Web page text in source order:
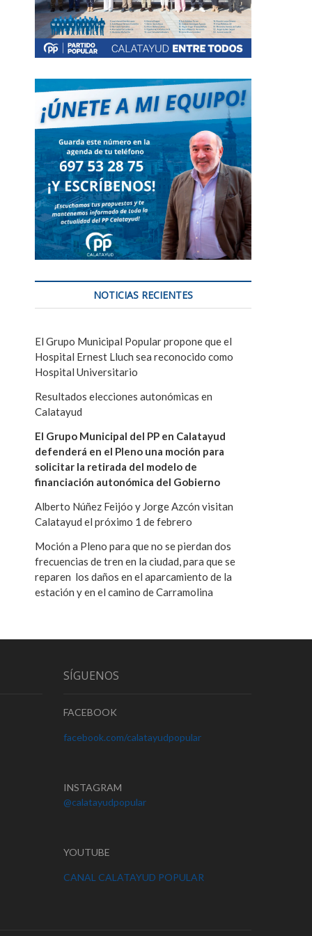
NOTICIAS RECIENTES
El Grupo Municipal Popular propone que el
Hospital Ernest Lluch sea reconocido como
Hospital Universitario
Resultados elecciones autonómicas en
Calatayud
El Grupo Municipal del PP en Calatayud
defenderá en el Pleno una moción para
solicitar la retirada del modelo de
financiación autonómica del Gobierno
Alberto Núñez Feijóo y Jorge Azcón visitan
Calatayud el próximo 1 de febrero
Moción a Pleno para que no se pierdan dos
frecuencias de tren en la ciudad, para que se
reparen los daños en el aparcamiento de la
estación y en el camino de Carramolina
SÍGUENOS
FACEBOOK
facebook.com/calatayudpopular
INSTAGRAM
@calatayudpopular
YOUTUBE
CANAL CALATAYUD POPULAR